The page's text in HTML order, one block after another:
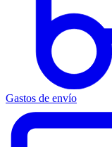
Gastos de envío